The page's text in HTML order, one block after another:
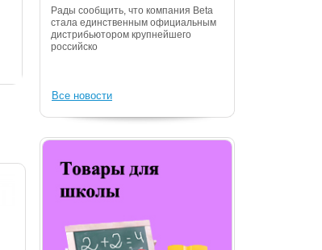
Рады сообщить, что компания Beta
стала единственным официальным
дистрибьютором крупнейшего
российско
Все новости